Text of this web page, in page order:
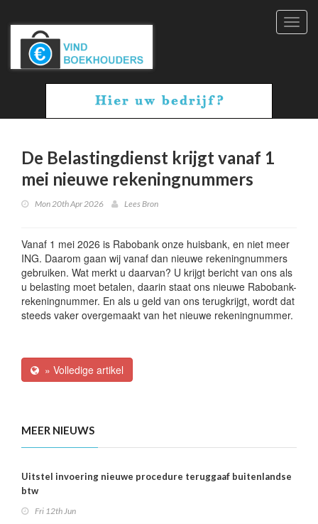
De Belastingdienst krijgt vanaf 1
mei nieuwe rekeningnummers
Mon 20th Apr 2026 Lees Bron
Vanaf 1 mei 2026 is Rabobank onze huisbank, en niet meer
ING. Daarom gaan wij vanaf dan nieuwe rekeningnummers
gebruiken. Wat merkt u daarvan? U krijgt bericht van ons als
u belasting moet betalen, daarin staat ons nieuwe Rabobank-
rekeningnummer. En als u geld van ons terugkrijgt, wordt dat
steeds vaker overgemaakt van het nieuwe rekeningnummer.
» Volledige artikel
MEER NIEUWS
Uitstel invoering nieuwe procedure teruggaaf buitenlandse
btw
Fri 12th Jun